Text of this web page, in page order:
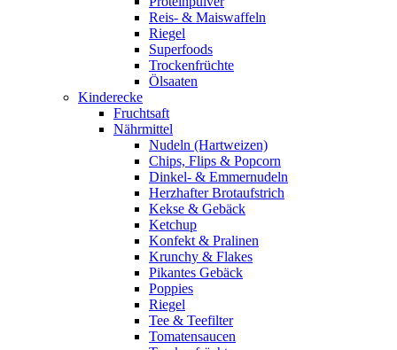
Reis- & Maiswaffeln
Riegel
Superfoods
Trockenfrüchte
Ölsaaten
Kinderecke
Fruchtsaft
Nährmittel
Nudeln (Hartweizen)
Chips, Flips & Popcorn
Dinkel- & Emmernudeln
Herzhafter Brotaufstrich
Kekse & Gebäck
Ketchup
Konfekt & Pralinen
Krunchy & Flakes
Pikantes Gebäck
Poppies
Riegel
Tee & Teefilter
Tomatensaucen